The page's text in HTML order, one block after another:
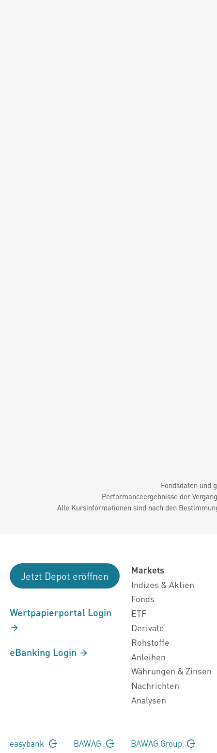
Fondsdaten und
Performanceergebnisse der
Alle Kursinformationen sind nach den
Jetzt Depot eröffnen
Wertpapierportal Login
eBanking Login
Markets
Indizes & Aktien
Fonds
ETF
Derivate
Rohstoffe
Anleihen
Währungen & Zinsen
Nachrichten
Analysen
easybank BAWAG BAWAG Group